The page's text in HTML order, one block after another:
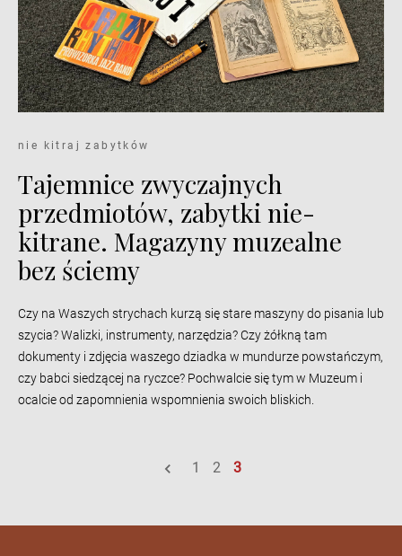
nie kitraj zabytków
Tajemnice zwyczajnych
przedmiotów, zabytki nie-
kitrane. Magazyny muzealne
bez ściemy
Czy na Waszych strychach kurzą się stare maszyny do pisania lub
szycia? Walizki, instrumenty, narzędzia? Czy żółkną tam
dokumenty i zdjęcia waszego dziadka w mundurze powstańczym,
czy babci siedzącej na ryczce? Pochwalcie się tym w Muzeum i
ocalcie od zapomnienia wspomnienia swoich bliskich.
1 2 3